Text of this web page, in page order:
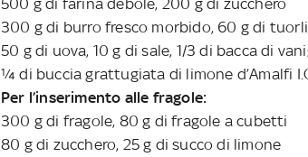
300 g di burro fresco morbido, 60 g di tuorli
50 g di uova, 10 g di sale, 1/3 di bacca di
¼ di buccia grattugiata di limone d’Amalfi
Per l’inserimento alle fragole:
300 g di fragole, 80 g di fragole a cubetti
80 g di zucchero, 25 g di succo di limone